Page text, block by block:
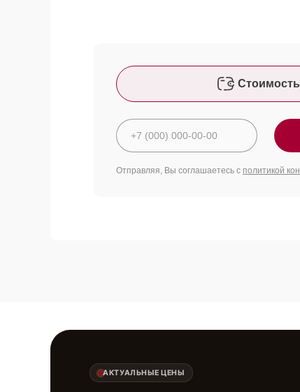
Отправляя, Вы соглашаетесь с политикой
АКТУАЛЬНЫЕ ЦЕНЫ